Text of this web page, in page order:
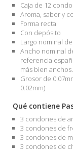
Caja de 12
Aroma, sabor y
Forma recta
Con depósito
Largo nominal
Ancho nominal
referencia
más bien anchos.
Grosor de
0.02mm)
Qué contiene
3 condones de
3 condones de
3 condones de
3 condones de